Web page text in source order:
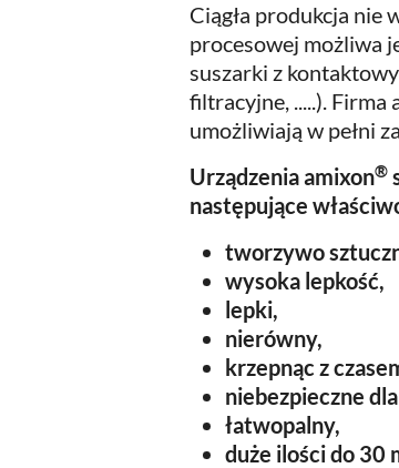
Ciągła produkcja nie
procesowej możliwa
suszarki z
filtracyjne, .....).
umożliwiają w pełni
Urządzenia amixon®
następujące
tworzywo
wysoka lepkość,
lepki,
nierówny,
krzepnąc z
niebezpieczne
łatwopalny,
duże ilości do 30